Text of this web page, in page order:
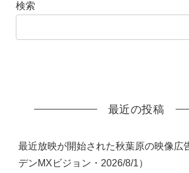
検索
最近の投稿
最近放映が開始された秋葉原の映像広
デンMXビジョン・2026/8/1）